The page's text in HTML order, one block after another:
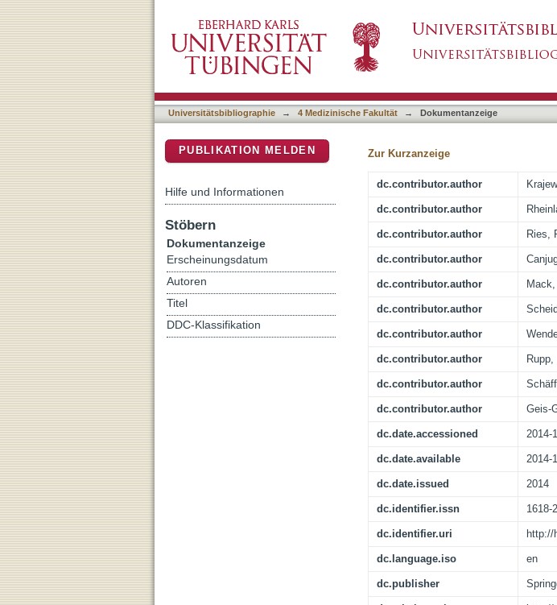
endocarditis studied by use of a quartz-crystal
Universitätsbibliographie → 4 Medizinische Fakultät → Dokumentanzeige
Zur Kurzanzeige
dc.contributor.author
dc.contributor.author
dc.contributor.author Ries,
dc.contributor.author
dc.contributor.author
dc.contributor.author
dc.contributor.author
dc.contributor.author
dc.contributor.author
dc.contributor.author Geis-
dc.date.accessioned 2014-
dc.date.available 2014-
dc.date.issued 2014
dc.identifier.issn 1618-
dc.identifier.uri http://
dc.language.iso en
dc.publisher
PUBLIKATION MELDEN
Hilfe und Informationen
Stöbern
Dokumentanzeige
Erscheinungsdatum
Autoren
Titel
DDC-Klassifikation